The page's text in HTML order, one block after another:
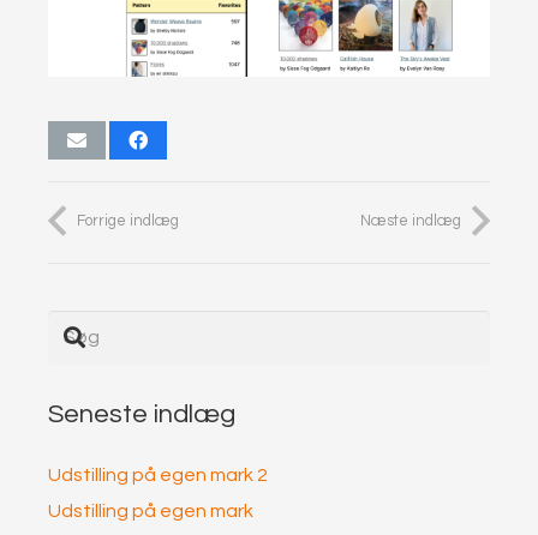
Forrige indlæg Næste indlæg
Seneste indlæg
Udstilling på egen mark 2
Udstilling på egen mark